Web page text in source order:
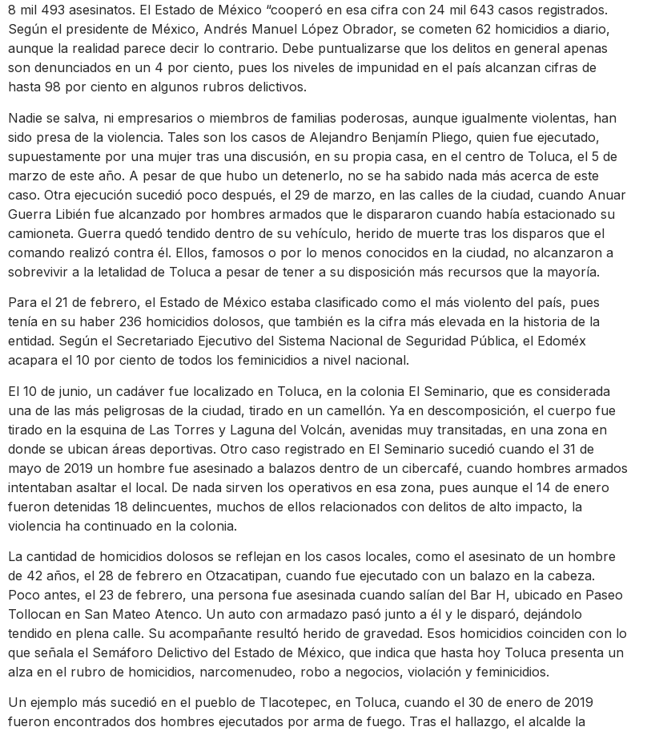
8 mil 493 asesinatos. El Estado de México “cooperó en esa cifra con 24 mil 643 casos registrados.
Según el presidente de México, Andrés Manuel López Obrador, se cometen 62 homicidios a diario,
aunque la realidad parece decir lo contrario. Debe puntualizarse que los delitos en general apenas
son denunciados en un 4 por ciento, pues los niveles de impunidad en el país alcanzan cifras de
hasta 98 por ciento en algunos rubros delictivos.
Nadie se salva, ni empresarios o miembros de familias poderosas, aunque igualmente violentas, han
sido presa de la violencia. Tales son los casos de Alejandro Benjamín Pliego, quien fue ejecutado,
supuestamente por una mujer tras una discusión, en su propia casa, en el centro de Toluca, el 5 de
marzo de este año. A pesar de que hubo un detenerlo, no se ha sabido nada más acerca de este
caso. Otra ejecución sucedió poco después, el 29 de marzo, en las calles de la ciudad, cuando Anuar
Guerra Libién fue alcanzado por hombres armados que le dispararon cuando había estacionado su
camioneta. Guerra quedó tendido dentro de su vehículo, herido de muerte tras los disparos que el
comando realizó contra él. Ellos, famosos o por lo menos conocidos en la ciudad, no alcanzaron a
sobrevivir a la letalidad de Toluca a pesar de tener a su disposición más recursos que la mayoría.
Para el 21 de febrero, el Estado de México estaba clasificado como el más violento del país, pues
tenía en su haber 236 homicidios dolosos, que también es la cifra más elevada en la historia de la
entidad. Según el Secretariado Ejecutivo del Sistema Nacional de Seguridad Pública, el Edoméx
acapara el 10 por ciento de todos los feminicidios a nivel nacional.
El 10 de junio, un cadáver fue localizado en Toluca, en la colonia El Seminario, que es considerada
una de las más peligrosas de la ciudad, tirado en un camellón. Ya en descomposición, el cuerpo fue
tirado en la esquina de Las Torres y Laguna del Volcán, avenidas muy transitadas, en una zona en
donde se ubican áreas deportivas. Otro caso registrado en El Seminario sucedió cuando el 31 de
mayo de 2019 un hombre fue asesinado a balazos dentro de un cibercafé, cuando hombres armados
intentaban asaltar el local. De nada sirven los operativos en esa zona, pues aunque el 14 de enero
fueron detenidas 18 delincuentes, muchos de ellos relacionados con delitos de alto impacto, la
violencia ha continuado en la colonia.
La cantidad de homicidios dolosos se reflejan en los casos locales, como el asesinato de un hombre
de 42 años, el 28 de febrero en Otzacatipan, cuando fue ejecutado con un balazo en la cabeza.
Poco antes, el 23 de febrero, una persona fue asesinada cuando salían del Bar H, ubicado en Paseo
Tollocan en San Mateo Atenco. Un auto con armadazo pasó junto a él y le disparó, dejándolo
tendido en plena calle. Su acompañante resultó herido de gravedad. Esos homicidios coinciden con lo
que señala el Semáforo Delictivo del Estado de México, que indica que hasta hoy Toluca presenta un
alza en el rubro de homicidios, narcomenudeo, robo a negocios, violación y feminicidios.
Un ejemplo más sucedió en el pueblo de Tlacotepec, en Toluca, cuando el 30 de enero de 2019
fueron encontrados dos hombres ejecutados por arma de fuego. Tras el hallazgo, el alcalde la